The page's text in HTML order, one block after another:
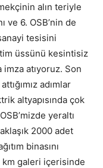
alın teriyle
ve 6. OSB’nin de
tesisini
üssünü kesintisiz
atıyoruz. Son
adımlar
altyapısında çok
yeraltı
2000 adet
binasını
galeri içerisinde